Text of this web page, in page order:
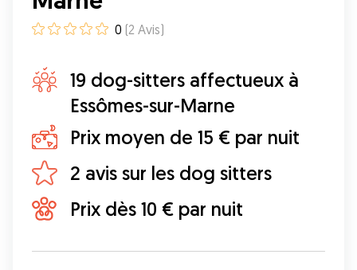
0 (2 Avis)
19 dog-sitters affectueux à
Essômes-sur-Marne
Prix moyen de 15 € par nuit
2 avis sur les dog sitters
Prix dès 10 € par nuit